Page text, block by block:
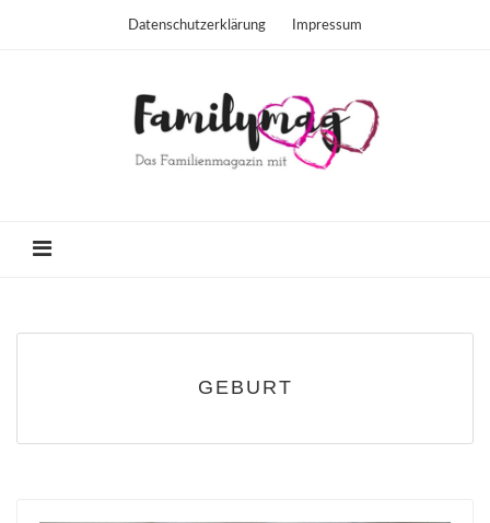
Datenschutzerklärung Impressum
GEBURT